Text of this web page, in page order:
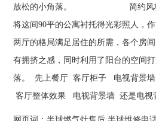
放松的小角落。 简约风格的
将这间90平的公寓衬托得光彩照人，
两厅的格局满足居住的所需，各个房
有拥挤之感，同时利用了阳台的空间
落。 先上餐厅 客厅柜子 电视背景
客厅整体效果 电视背景墙 还是电